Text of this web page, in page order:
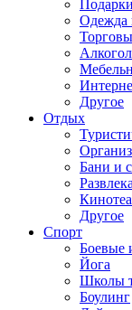
Одежда
Другое
Отдых
Бани и
Другое
Спорт
Боевые
Йога
Школы
Боулинг